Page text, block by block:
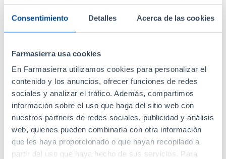
Consentimiento Detalles Acerca de las cookies
Farmasierra usa cookies
En Farmasierra utilizamos cookies para personalizar el
contenido y los anuncios, ofrecer funciones de redes
sociales y analizar el tráfico. Además, compartimos
información sobre el uso que haga del sitio web con
nuestros partners de redes sociales, publicidad y análisis
web, quienes pueden combinarla con otra información
que les haya proporcionado o que hayan recopilado a
partir del uso que haya hecho de sus servicios. Para
reduce durante la noche la frecuencia de micción,
para chupar es fruto de 2 años de desarrollo por
parte del equipo de I+D de Farmasierra, y aporta una
mejora en la eficacia del Arándano rojo americano en
la prevención de las infecciones urinarias recurrente.
Arándano rojo americano, alternativa al tratamiento
profiláctico con antibióticos en las ITUR: el uso de las